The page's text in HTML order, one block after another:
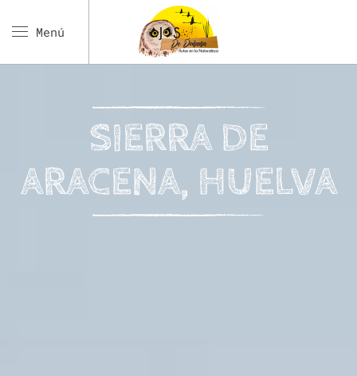
Menú
SIERRA DE
ARACENA, HUELVA